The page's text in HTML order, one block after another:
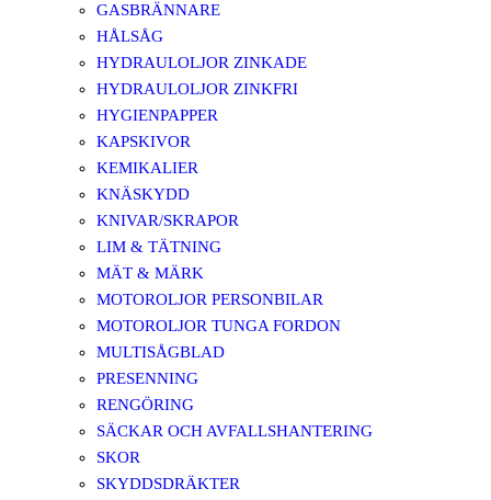
GASBRÄNNARE
HÅLSÅG
HYDRAULOLJOR ZINKADE
HYDRAULOLJOR ZINKFRI
HYGIENPAPPER
KAPSKIVOR
KEMIKALIER
KNÄSKYDD
KNIVAR/SKRAPOR
LIM & TÄTNING
MÄT & MÄRK
MOTOROLJOR PERSONBILAR
MOTOROLJOR TUNGA FORDON
MULTISÅGBLAD
PRESENNING
RENGÖRING
SÄCKAR OCH AVFALLSHANTERING
SKOR
SKYDDSDRÄKTER